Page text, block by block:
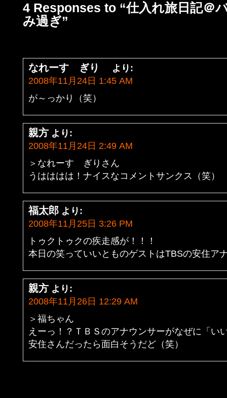
4 Responses to “仕入れ旅日記＠
み過ぎ”
なれーす ぎり
より:
2008年11月24日 1:45 AM
が～っかり（笑）
親方 より:
2008年11月24日 2:49 AM
＞なれーす ぎりさん
うはははは！ナイスなコメントサンクス（笑）
福太郎 より:
2008年11月25日 3:26 PM
トゥクトゥクの疾走感が！！！
本日の笑っていいとものゲストはTBSの安住ア
親方 より:
2008年11月26日 12:29 AM
＞福ちゃん
えーっ！？ＴＢＳのアナウンサーがなぜに「い
安住さんだったら面白そうだど（笑）